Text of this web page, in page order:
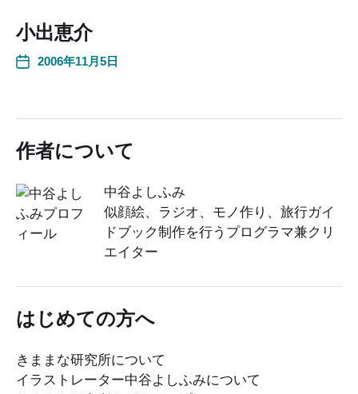
小出恵介
2006年11月5日
作者について
中谷よしふみ
似顔絵、ラジオ、モノ作り、旅行ガイ
ドブック制作を行うプログラマ兼クリ
エイター
はじめての方へ
きままな研究所について
イラストレーター中谷よしふみについて